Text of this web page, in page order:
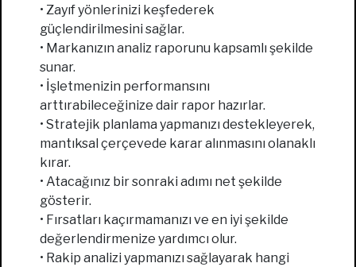
• Zayıf yönlerinizi keşfederek
güçlendirilmesini sağlar.
• Markanızın analiz raporunu kapsamlı şekilde
sunar.
• İşletmenizin performansını
arttırabileceğinize dair rapor hazırlar.
• Stratejik planlama yapmanızı destekleyerek,
mantıksal çerçevede karar alınmasını olanaklı
kırar.
• Atacağınız bir sonraki adımı net şekilde
gösterir.
• Fırsatları kaçırmamanızı ve en iyi şekilde
değerlendirmenize yardımcı olur.
• Rakip analizi yapmanızı sağlayarak hangi